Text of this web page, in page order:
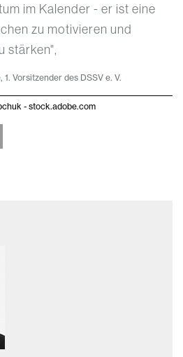
im Kalender - er ist eine
zu motivieren und
stärken",
Vorsitzender des DSSV e. V.
- stock.adobe.com